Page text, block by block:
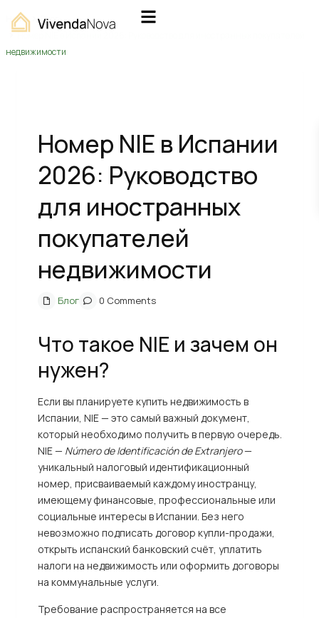
Home
Блог
Номер NIE в Испании 2026: Руководство для иностранных покупателей
недвижимости
Номер NIE в Испании
2026: Руководство
для иностранных
покупателей
недвижимости
Блог 0 Comments
Что такое NIE и зачем он
нужен?
Если вы планируете купить недвижимость в
Испании, NIE — это самый важный документ,
который необходимо получить в первую очередь.
NIE — Número de Identificación de Extranjero—
уникальный налоговый идентификационный
номер, присваиваемый каждому иностранцу,
имеющему финансовые, профессиональные или
социальные интересы в Испании. Без него
невозможно подписать договор купли-продажи,
открыть испанский банковский счёт, уплатить
налоги на недвижимость или оформить договоры
на коммунальные услуги.
Требование распространяется на все